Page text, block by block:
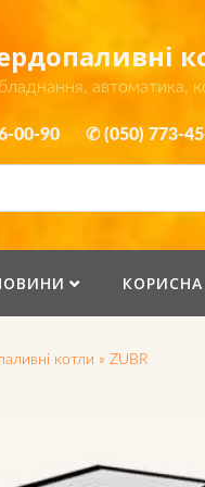
автоматика,
00-90 ✆ (050) 773-
котли »ZUBR